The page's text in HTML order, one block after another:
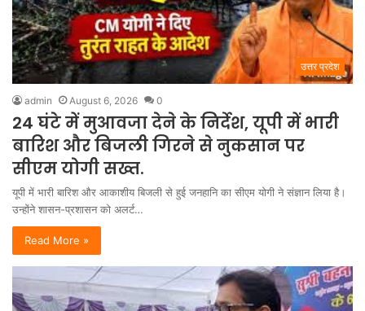
उत्तर प्रदेश
admin August 6, 2026 0
24 घंटे में मुआवजा देने के निर्देश, यूपी में भारी
बारिश और बिजली गिरने से नुकसान पर
सीएम योगी सख्त.
यूपी में भारी बारिश और आकाशीय बिजली से हुई जनहानि का सीएम योगी ने संज्ञान लिया है।
उन्होंने शासन-प्रशासन को अलर्ट…
Read More »